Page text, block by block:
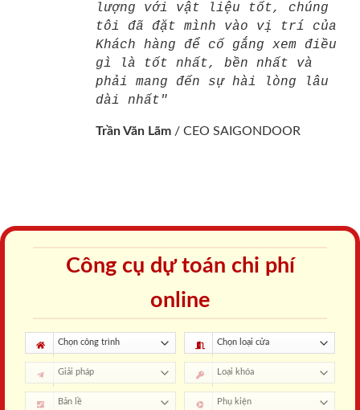
lượng với vật liệu tốt, chúng
tôi đã đặt mình vào vị trí của
Khách hàng để cố gắng xem điều
gì là tốt nhất, bền nhất và
phải mang đến sự hài lòng lâu
dài nhất"
Trần Văn Lãm / CEO SAIGONDOOR
Công cụ dự toán chi phí
online